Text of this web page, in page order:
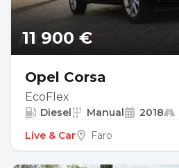
11 900 €
Opel Corsa
EcoFlex
Diesel Manual 2018
Live & Car
Faro